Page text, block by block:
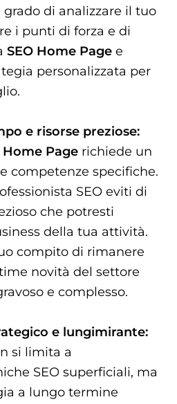
grado di analizzare il tuo
i punti di forza e di
SEO Home Page e
personalizzata per
e risorse preziose:
Home Page richiede un
competenze specifiche.
SEO eviti di
che potresti
della tua attività.
compito di rimanere
novità del settore
e complesso.
e lungimirante:
si limita a
SEO superficiali, ma
a lungo termine